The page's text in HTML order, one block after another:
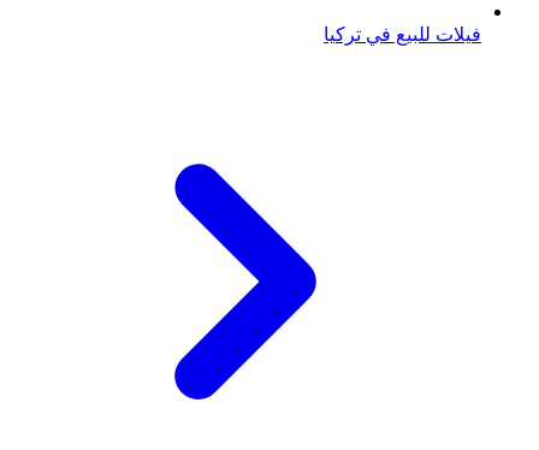
فيلات للبيع في تركيا